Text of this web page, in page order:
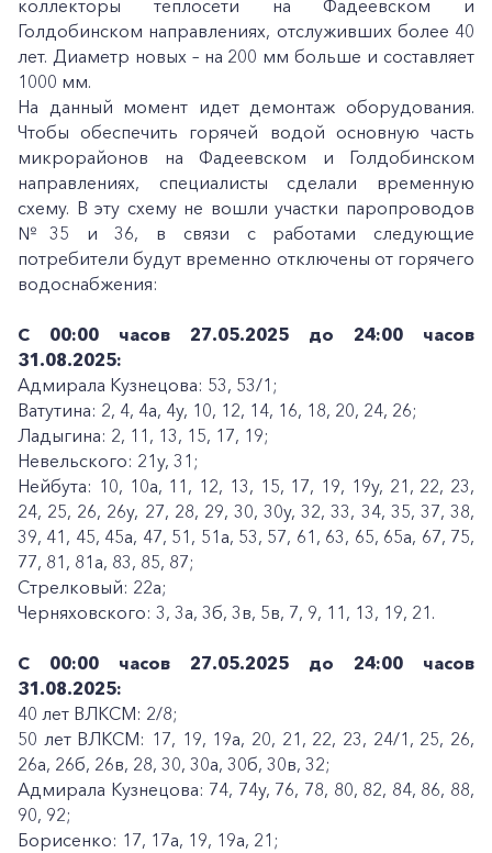
коллекторы теплосети на Фадеевском и
Голдобинском направлениях, отслуживших более 40
лет. Диаметр новых – на 200 мм больше и составляет
1000 мм.
На данный момент идет демонтаж оборудования.
Чтобы обеспечить горячей водой основную часть
микрорайонов на Фадеевском и Голдобинском
направлениях, специалисты сделали временную
схему. В эту схему не вошли участки паропроводов
№35 и 36, в связи с работами следующие
потребители будут временно отключены от горячего
водоснабжения:
С 00:00 часов 27.05.2025 до 24:00 часов
31.08.2025:
Адмирала Кузнецова: 53, 53/1;
Ватутина: 2, 4, 4а, 4у, 10, 12, 14, 16, 18, 20, 24, 26;
Ладыгина: 2, 11, 13, 15, 17, 19;
Невельского: 21у, 31;
Нейбута: 10, 10а, 11, 12, 13, 15, 17, 19, 19у, 21, 22, 23,
24, 25, 26, 26у, 27, 28, 29, 30, 30у, 32, 33, 34, 35, 37, 38,
39, 41, 45, 45а, 47, 51, 51а, 53, 57, 61, 63, 65, 65а, 67, 75,
77, 81, 81а, 83, 85, 87;
Стрелковый: 22а;
Черняховского: 3, 3а, 3б, 3в, 5в, 7, 9, 11, 13, 19, 21.
С 00:00 часов 27.05.2025 до 24:00 часов
31.08.2025:
40 лет ВЛКСМ: 2/8;
50 лет ВЛКСМ: 17, 19, 19а, 20, 21, 22, 23, 24/1, 25, 26,
26а, 26б, 26в, 28, 30, 30а, 30б, 30в, 32;
Адмирала Кузнецова: 74, 74у, 76, 78, 80, 82, 84, 86, 88,
90, 92;
Борисенко: 17, 17а, 19, 19а, 21;